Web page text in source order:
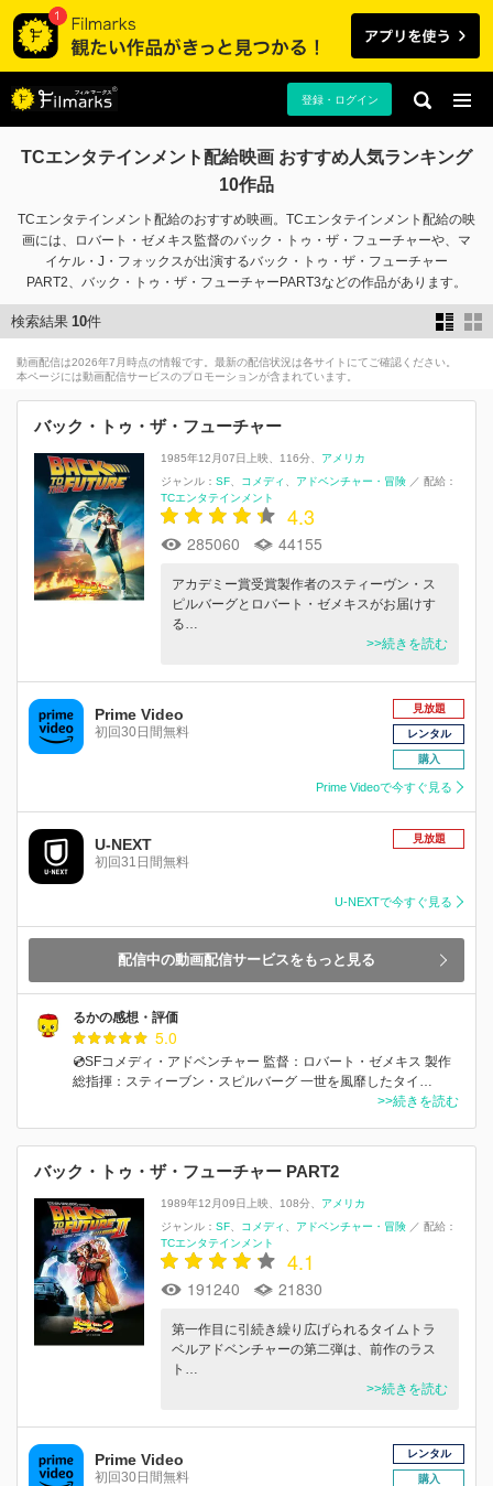
登録・ログイン
TCエンタテインメント配給映画 おすすめ人気ランキング
10作品
TCエンタテインメント配給のおすすめ映画。TCエンタテインメント配給の映
画には、ロバート・ゼメキス監督のバック・トゥ・ザ・フューチャーや、マ
イケル・J・フォックスが出演するバック・トゥ・ザ・フューチャー
PART2、バック・トゥ・ザ・フューチャーPART3などの作品があります。
検索結果 10件
動画配信は2026年7月時点の情報です。最新の配信状況は各サイトにてご確認ください。
本ページには動画配信サービスのプロモーションが含まれています。
バック・トゥ・ザ・フューチャー
1985年12月07日上映 116分
アメリカ
ジャンル： SF コメディ アドベンチャー・冒険 ／ 配給：
TCエンタテインメント
4.3
285060 44155
アカデミー賞受賞製作者のスティーヴン・ス
ピルバーグとロバート・ゼメキスがお届けす
る…
>>続きを読む
Prime Video
初回30日間無料
見放題
レンタル
購入
Prime Videoで今すぐ見る
U-NEXT
初回31日間無料
見放題
U-NEXTで今すぐ見る
配信中の動画配信サービスをもっと見る
るかの感想・評価
5.0
💿SFコメディ・アドベンチャー 監督：ロバート・ゼメキス 製作
総指揮：スティーブン・スピルバーグ 一世を風靡したタイ…
>>続きを読む
バック・トゥ・ザ・フューチャー PART2
1989年12月09日上映 108分
アメリカ
ジャンル： SF コメディ アドベンチャー・冒険 ／ 配給：
TCエンタテインメント
4.1
191240 21830
第一作目に引続き繰り広げられるタイムトラ
ベルアドベンチャーの第二弾は、前作のラス
ト…
>>続きを読む
Prime Video
初回30日間無料
レンタル
購入